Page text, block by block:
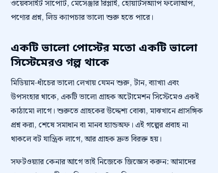
ওয়েবসাইট সাপোর্ট, মেসেঞ্জার রিপ্লাই, হোয়াটসঅ্যাপ ফলোআপ,
পণ্যের প্রশ্ন, লিড ক্যাপচার ভালো শুরু হতে পারে।
একটি ভালো পোস্টের মতো একটি ভালো
সিস্টেমেরও গল্প থাকে
মিডিয়াম-ধাঁচের ভালো লেখায় যেমন শুরু, টান, ব্যাখ্যা এবং
উপসংহার থাকে, একটি ভালো গ্রাহক অটোমেশন সিস্টেমেও একই
কাঠামো লাগে। শুরুতে গ্রাহকের উদ্দেশ্য বোঝা, মাঝখানে প্রাসঙ্গিক
প্রশ্ন করা, শেষে সমাধান বা মানব হ্যান্ডঅফ। এই গল্পের প্রবাহ না
থাকলে বট যান্ত্রিক লাগে, আর গ্রাহক দ্রুত বিরক্ত হয়।
সফটওয়্যার কেনার আগে তাই নিজেকে জিজ্ঞেস করুন: আমাদের